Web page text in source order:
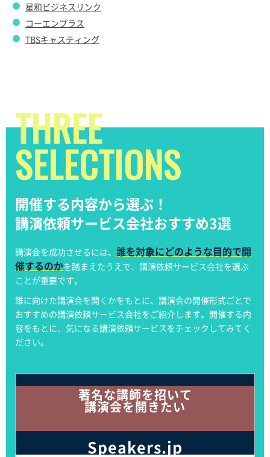
星和ビジネスリンク
コーエンプラス
TBSキャスティング
THREE
SELECTIONS
開催する内容から選ぶ！
講演依頼サービス会社おすすめ3選
講演会を成功させるには、 誰を対象にどのような目的で開
催するのかを踏まえたうえで、講演依頼サービス会社を選ぶ
ことが重要です。
誰に向けた講演会を開くかをもとに、講演会の開催形式ごとで
おすすめの講演依頼サービス会社をご紹介します。開催する内
容をもとに、気になる講演依頼サービスをチェックしてみてく
ださい。
著名な講師を招いて
講演会を開きたい
Speakers.jp